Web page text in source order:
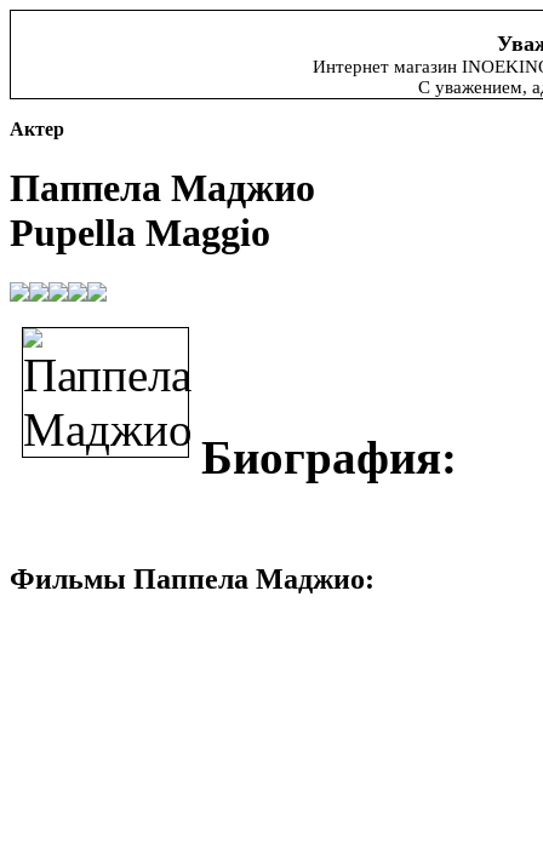
Интернет магазин
С уважением,
Актер
Паппела Маджио
Pupella Maggio
Биография:
Фильмы Паппела Маджио: